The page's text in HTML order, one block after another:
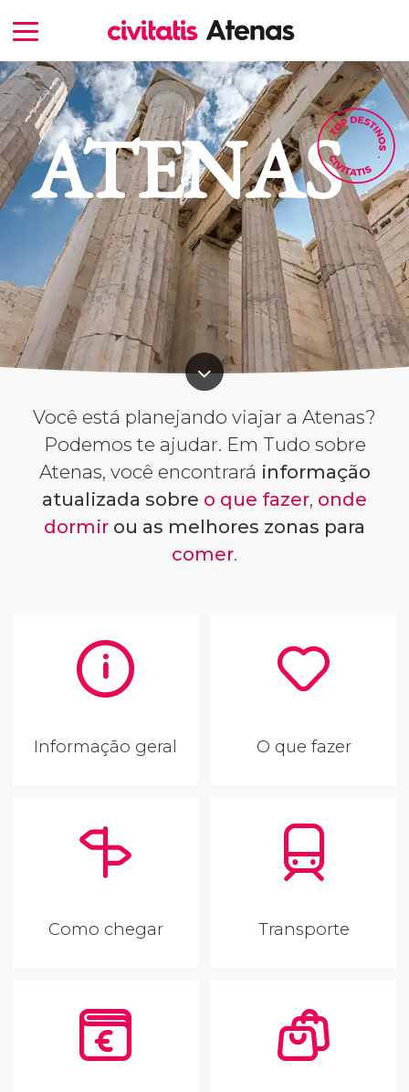
ATENAS
Você está planejando viajar a Atenas?
Podemos te ajudar. Em Tudo sobre
Atenas, você encontrará informação
atualizada sobre o que fazer, onde
dormir ou as melhores zonas para
comer.
Informação geral O que fazer
Como chegar Transporte